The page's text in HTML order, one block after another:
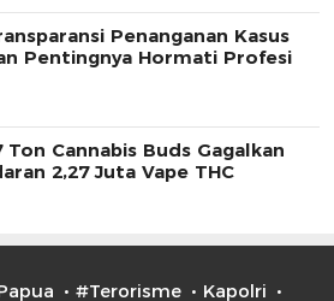
Penanganan Kasus
Pentingnya Hormati Profesi
Ton Cannabis Buds Gagalkan
2,27 Juta Vape THC
#Terorisme
Kapolri